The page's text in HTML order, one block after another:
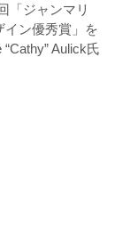
「ジャンマリ
イン優秀賞」を
Aulick氏